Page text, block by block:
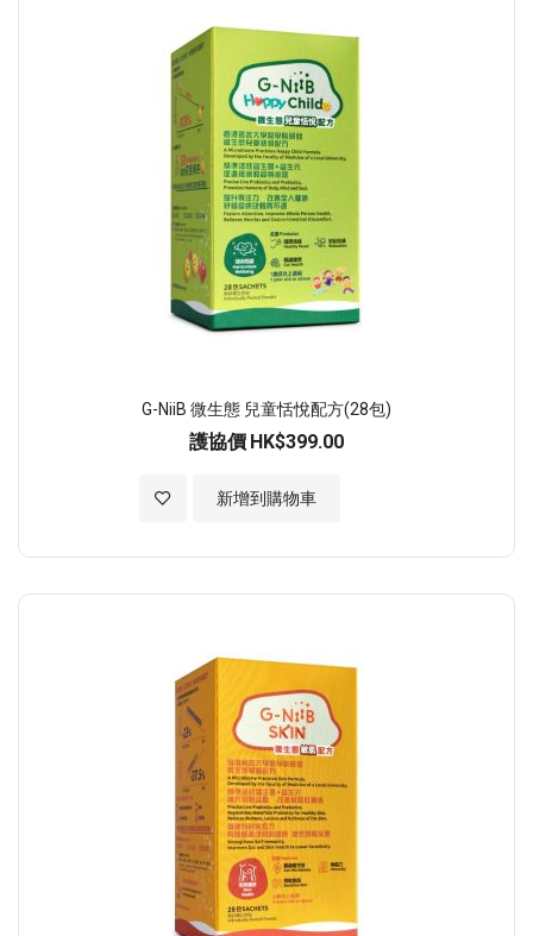
G-NiiB 微生態 兒童恬悅配方(28包)
護協價 HK$399.00
新增到購物車
加入至願望清單